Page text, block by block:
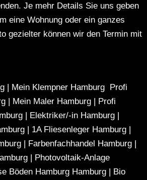
Je mehr Details Sie uns geben
eine Wohnung oder ein ganzes
gezielter können wir den Termin mit
| Mein Klempner Hamburg Profi
| Mein Maler Hamburg | Profi
| Elektriker/-in Hamburg |
| 1A Fliesenleger Hamburg |
| Farbenfachhandel Hamburg |
| Photovoltaik-Anlage
Böden Hamburg Hamburg | Bio